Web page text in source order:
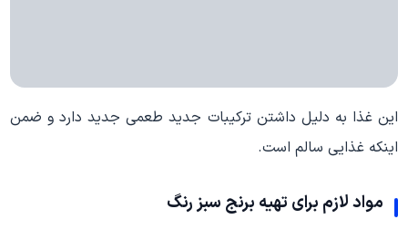
این غذا به دلیل داشتن ترکیبات جدید طعمی جدید دارد و ضمن
اینکه غذایی سالم است.
مواد لازم برای تهیه برنج سبز رنگ